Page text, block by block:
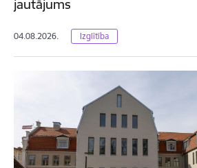
jautājums
04.08.2026. Izglītība